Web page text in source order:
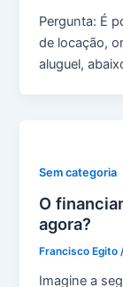
Pergunta: É
de locação,
aluguel,
Sem categoria
O
agora?
Francisco Egito
Imagine a